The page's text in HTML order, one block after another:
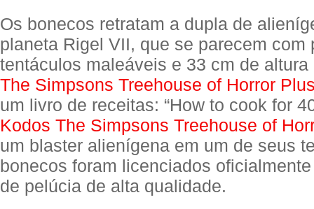
Os bonecos retratam a dupla de
planeta Rigel VII, que se parecem com
tentáculos maleáveis e 33 cm de
The Simpsons Treehouse of Horror
um livro de receitas: “How to cook for
Kodos The Simpsons Treehouse of
um blaster alienígena em um de seus
bonecos foram licenciados
de pelúcia de alta qualidade.